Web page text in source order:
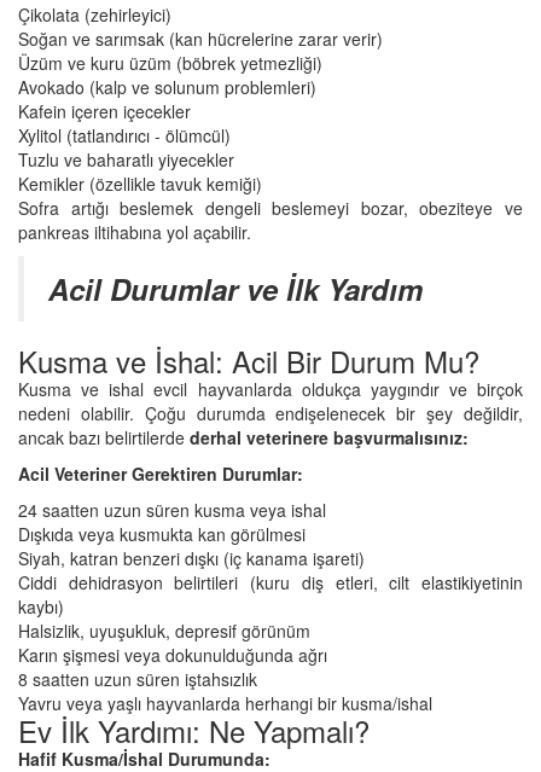
Çikolata (zehirleyici)
Soğan ve sarımsak (kan hücrelerine zarar verir)
Üzüm ve kuru üzüm (böbrek yetmezliği)
Avokado (kalp ve solunum problemleri)
Kafein içeren içecekler
Xylitol (tatlandırıcı - ölümcül)
Tuzlu ve baharatlı yiyecekler
Kemikler (özellikle tavuk kemiği)
Sofra artığı beslemek dengeli beslemeyi bozar, obeziteye ve
pankreas iltihabına yol açabilir.
Acil Durumlar ve İlk Yardım
Kusma ve İshal: Acil Bir Durum Mu?
Kusma ve ishal evcil hayvanlarda oldukça yaygındır ve birçok
nedeni olabilir. Çoğu durumda endişelenecek bir şey değildir,
ancak bazı belirtilerde derhal veterinere başvurmalısınız:
Acil Veteriner Gerektiren Durumlar:
24 saatten uzun süren kusma veya ishal
Dışkıda veya kusmukta kan görülmesi
Siyah, katran benzeri dışkı (iç kanama işareti)
Ciddi dehidrasyon belirtileri (kuru diş etleri, cilt elastikiyetinin
kaybı)
Halsizlik, uyuşukluk, depresif görünüm
Karın şişmesi veya dokunulduğunda ağrı
8 saatten uzun süren iştahsızlık
Yavru veya yaşlı hayvanlarda herhangi bir kusma/ishal
Ev İlk Yardımı: Ne Yapmalı?
Hafif Kusma/İshal Durumunda: